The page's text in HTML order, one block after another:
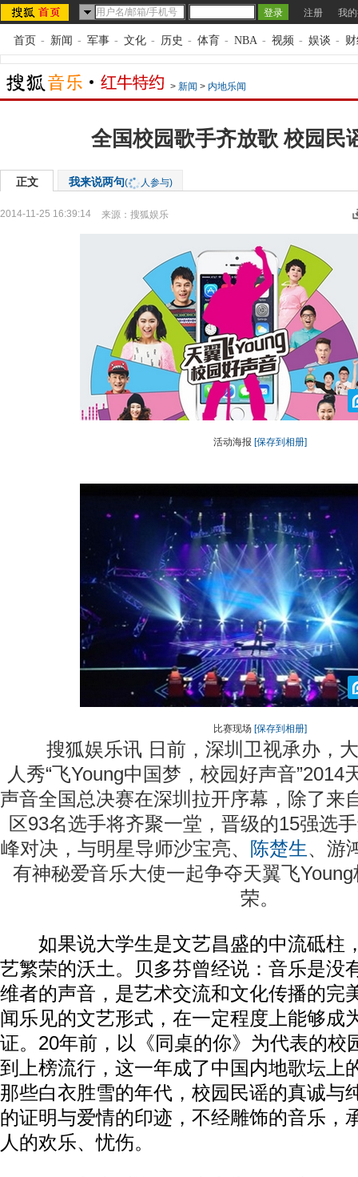
注册 我
首页 - 新闻 - 军事 - 文化 - 历史 - 体育 - NBA - 视频 - 娱谈 -
> 新闻 > 内地乐闻
全国校园歌手齐放歌 校园民
正文 我来说两句( 人参与)
2014-11-25 16:39:14 来源： 搜狐娱乐
活动海报 [保存到相册]
比赛现场 [保存到相册]
搜狐娱乐讯 日前，深圳卫视承办，大
人秀“飞Young中国梦，校园好声音”2014
声音全国总决赛在深圳拉开序幕，除了来
区93名选手将齐聚一堂，晋级的15强选
峰对决，与明星导师沙宝亮、
陈楚生、游
有神秘爱音乐大使一起争夺天翼飞
荣。
如果说大学生是文艺昌盛的中流砥柱
艺繁荣的沃土。贝多芬曾经说：音乐是没
维者的声音，是艺术交流和文化传播的完
闻乐见的文艺形式，在一定程度上能够成
证。20年前，以《同桌的你》为代表的校
到上榜流行，这一年成了中国内地歌坛上
那些白衣胜雪的年代，校园民谣的真诚与
的证明与爱情的印迹，不经雕饰的音乐，
人的欢乐、忧伤。